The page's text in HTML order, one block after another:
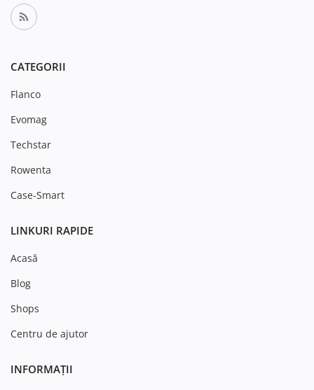
CATEGORII
Flanco
Evomag
Techstar
Rowenta
Case-Smart
LINKURI RAPIDE
Acasă
Blog
Shops
Centru de ajutor
INFORMAȚII